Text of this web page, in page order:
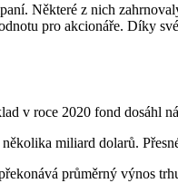
Některé z nich
pro akcionáře. Díky
v roce 2020 fond dosáhl
miliard dolarů.
průměrný výnos